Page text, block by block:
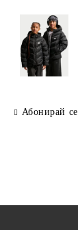
Абонирай се